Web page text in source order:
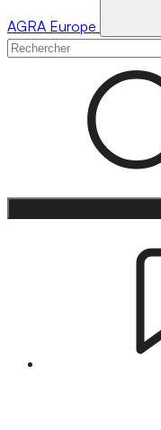
AGRA Europe